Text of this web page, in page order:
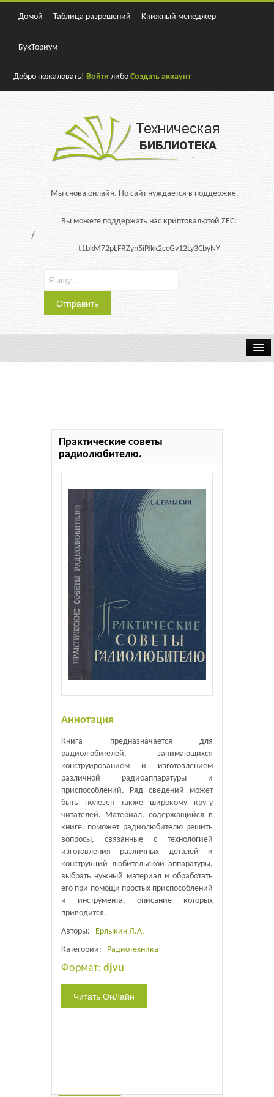
Домой Таблица разрешений Книжный менеджер
БукТориум
Добро пожаловать!Войти либоСоздать аккаунт
Мы снова онлайн. Но сайт нуждается в поддержке.
Вы можете поддержать нас криптовалютой ZEC:
t1bkM72pLFRZyn5iPJkk2ccGv12Ly3CbyNY
Практические советы
радиолюбителю.
Аннотация
Книга предназначается для
радиолюбителей, занимающихся
конструированием и изготовлением
различной радиоаппаратуры и
приспособлений. Ряд сведений может
быть полезен также широкому кругу
читателей. Материал, содержащийся в
книге, поможет радиолюбителю решить
вопросы, связанные с технологией
изготовления различных деталей и
конструкций любительской аппаратуры,
выбрать нужный материал и обработать
его при помощи простых приспособлений
и инструмента, описание которых
приводится.
Авторы: Ерлыкин Л.А.
Категории: Радиотехника
Формат: djvu